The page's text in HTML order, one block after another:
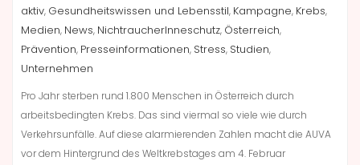
aktiv, Gesundheitswissen und Lebensstil, Kampagne, Krebs,
Medien, News, NichtraucherInneschutz, Österreich,
Prävention, Presseinformationen, Stress, Studien,
Unternehmen
Pro Jahr sterben rund 1.800 Menschen in Österreich durch
arbeitsbedingten Krebs. Das sind viermal so viele wie durch
Verkehrsunfälle. Auf diese alarmierenden Zahlen macht die AUVA
vor dem Hintergrund des Weltkrebstages am 4. Februar